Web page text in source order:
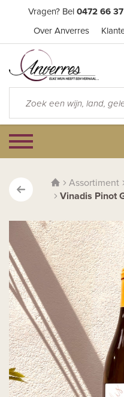
Vragen? Bel 0472 66
Over Anverres
Assortiment
Vinadis Pinot